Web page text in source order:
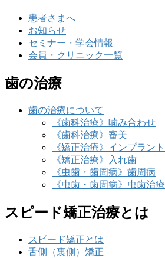
患者さまへ
お知らせ
セミナー・学会情報
会員・クリニック一覧
歯の治療
歯の治療について
《歯科治療》噛み合わせ
《歯科治療》審美
《矯正治療》インプラント
《矯正治療》入れ歯
《虫歯・歯周病》歯周病
《虫歯・歯周病》虫歯治療
スピード矯正治療とは
スピード矯正とは
舌側（裏側）矯正